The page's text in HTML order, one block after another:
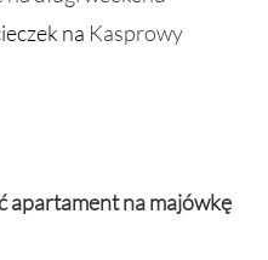
na Kasprowy
apartament na majówkę